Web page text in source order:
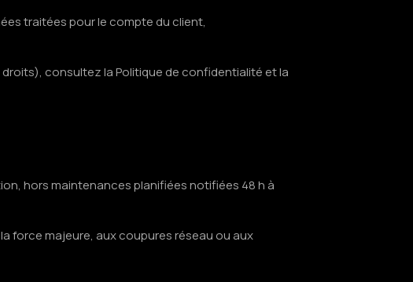
traitées pour le compte du client,
consultez la Politique de confidentialité et la
hors maintenances planifiées notifiées 48 h à
force majeure, aux coupures réseau ou aux